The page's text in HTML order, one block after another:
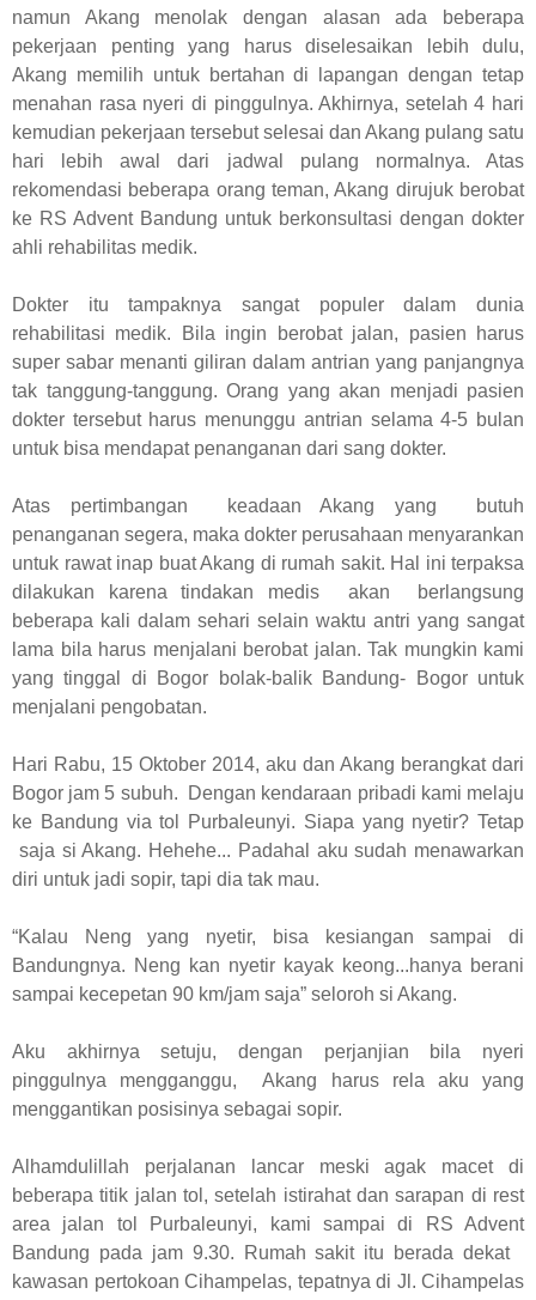
namun Akang menolak dengan alasan ada beberapa
pekerjaan penting yang harus diselesaikan lebih dulu,
Akang memilih untuk bertahan di lapangan dengan tetap
menahan rasa nyeri di pinggulnya. Akhirnya, setelah 4 hari
kemudian pekerjaan tersebut selesai dan Akang pulang satu
hari lebih awal dari jadwal pulang normalnya. Atas
rekomendasi beberapa orang teman, Akang dirujuk berobat
ke RS Advent Bandung untuk berkonsultasi dengan dokter
ahli rehabilitas medik.
Dokter itu tampaknya sangat populer dalam dunia
rehabilitasi medik. Bila ingin berobat jalan, pasien harus
super sabar menanti giliran dalam antrian yang panjangnya
tak tanggung-tanggung. Orang yang akan menjadi pasien
dokter tersebut harus menunggu antrian selama 4-5 bulan
untuk bisa mendapat penanganan dari sang dokter.
Atas pertimbangan keadaan Akang yang butuh
penanganan segera, maka dokter perusahaan menyarankan
untuk rawat inap buat Akang di rumah sakit. Hal ini terpaksa
dilakukan karena tindakan medis akan berlangsung
beberapa kali dalam sehari selain waktu antri yang sangat
lama bila harus menjalani berobat jalan. Tak mungkin kami
yang tinggal di Bogor bolak-balik Bandung- Bogor untuk
menjalani pengobatan.
Hari Rabu, 15 Oktober 2014, aku dan Akang berangkat dari
Bogor jam 5 subuh. Dengan kendaraan pribadi kami melaju
ke Bandung via tol Purbaleunyi. Siapa yang nyetir? Tetap
saja si Akang. Hehehe... Padahal aku sudah menawarkan
diri untuk jadi sopir, tapi dia tak mau.
“Kalau Neng yang nyetir, bisa kesiangan sampai di
Bandungnya. Neng kan nyetir kayak keong...hanya berani
sampai kecepetan 90 km/jam saja” seloroh si Akang.
Aku akhirnya setuju, dengan perjanjian bila nyeri
pinggulnya mengganggu, Akang harus rela aku yang
menggantikan posisinya sebagai sopir.
Alhamdulillah perjalanan lancar meski agak macet di
beberapa titik jalan tol, setelah istirahat dan sarapan di rest
area jalan tol Purbaleunyi, kami sampai di RS Advent
Bandung pada jam 9.30. Rumah sakit itu berada dekat
kawasan pertokoan Cihampelas, tepatnya di Jl. Cihampelas